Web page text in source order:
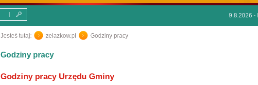
9.8.2026 -
Jesteś tutaj: zelazkow.pl Godziny pracy
Godziny pracy
Godziny pracy Urzędu Gminy